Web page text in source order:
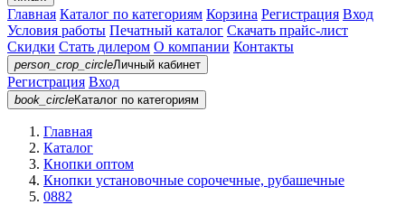
Главная Каталог по категориям Корзина Регистрация Вход
Условия работы Печатный каталог Скачать прайс-лист
Скидки Стать дилером О компании Контакты
person_crop_circleЛичный кабинет
Регистрация Вход
book_circleКаталог по категориям
Главная
Каталог
Кнопки оптом
Кнопки установочные сорочечные, рубашечные
0882